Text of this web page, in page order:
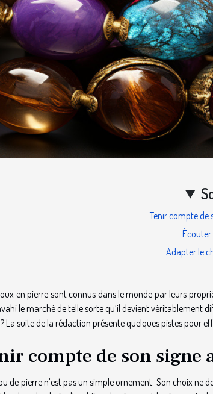
Tenir compte de
Adapter le
en pierre sont connus dans le monde par leurs
le marché de telle sorte qu’il devient véritablement
La suite de la rédaction présente quelques pistes pour
compte de son signe
de pierre n’est pas un simple ornement. Son choix ne